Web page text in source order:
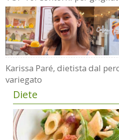
Karissa Paré, dietista dal
variegato
Diete